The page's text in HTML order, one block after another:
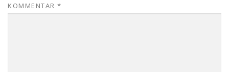
KOMMENTAR *